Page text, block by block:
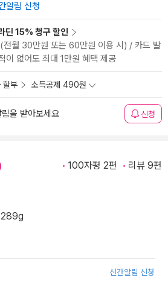
알림 신청
딘 15% 청구 할인
전월 30만원 또는 60만원 이용 시) / 카드 발
이 없어도 최대 1만원 혜택 제공
할부 소득공제 490원
을 받아보세요 신청
100자평 2편 리뷰 9편
289g
신간알림 신청